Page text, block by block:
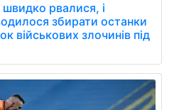
швидко рвалися, і
збирати останки
військових злочинів під